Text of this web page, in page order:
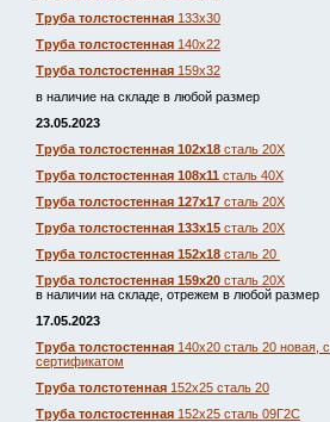
Труба толстостенная 133х30
Труба толстостенная 140х22
Труба толстостенная 159х32
в наличие на складе в любой размер
23.05.2023
Труба толстостенная 102х18 сталь 20Х
Труба толстостенная 108х11 сталь 40Х
Труба толстостенная 127х17 сталь 20Х
Труба толстостенная 133х15 сталь 20Х
Труба толстостенная 152х18 сталь 20
Труба толстостенная 159х20 сталь 20Х
в наличии на складе, отрежем в любой размер
17.05.2023
Труба толстостенная 140х20 сталь 20 новая, с
сертификатом
Труба толстотенная 152х25 сталь 20
Труба толстостенная 152х25 сталь 09Г2С